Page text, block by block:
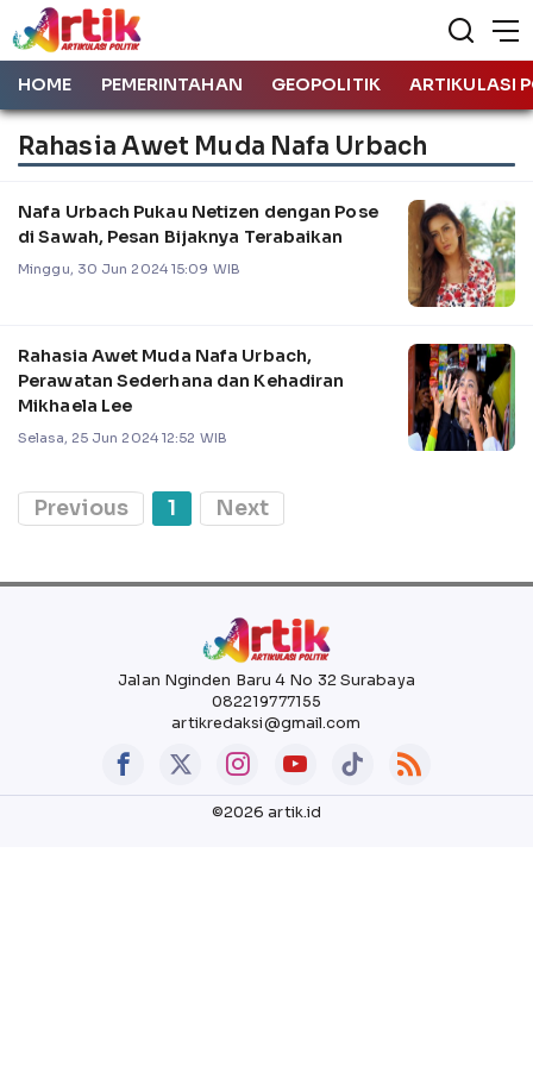
HOME PEMERINTAHAN GEOPOLITIK ARTIKULASI
Rahasia Awet Muda Nafa Urbach
Nafa Urbach Pukau Netizen dengan Pose
di Sawah, Pesan Bijaknya Terabaikan
Minggu, 30 Jun 2024 15:09 WIB
Rahasia Awet Muda Nafa Urbach,
Perawatan Sederhana dan Kehadiran
Mikhaela Lee
Selasa, 25 Jun 2024 12:52 WIB
Previous 1 Next
Jalan Nginden Baru 4 No 32 Surabaya
082219777155
artikredaksi@gmail.com
©2026 artik.id